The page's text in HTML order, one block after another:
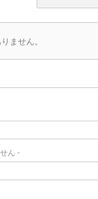
ません。
ん -